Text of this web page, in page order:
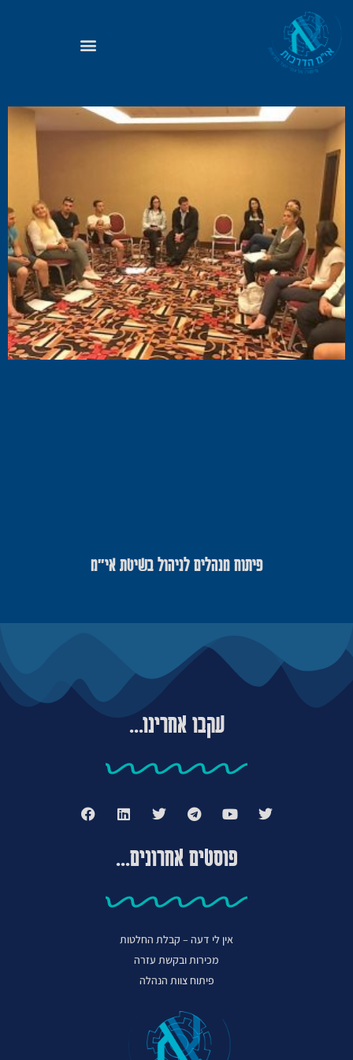
פיתוח מנהלים לניהול בשיטת אי"מ
עקבו אחרינו...
פוסטים אחרונים...
אין לי דעה – קבלת החלטות
מכירות ובקשת עזרה
פיתוח צוות הנהלה